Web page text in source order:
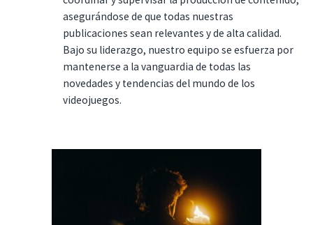
asegurándose de que todas nuestras
publicaciones sean relevantes y de alta calidad.
Bajo su liderazgo, nuestro equipo se esfuerza por
mantenerse a la vanguardia de todas las
novedades y tendencias del mundo de los
videojuegos.